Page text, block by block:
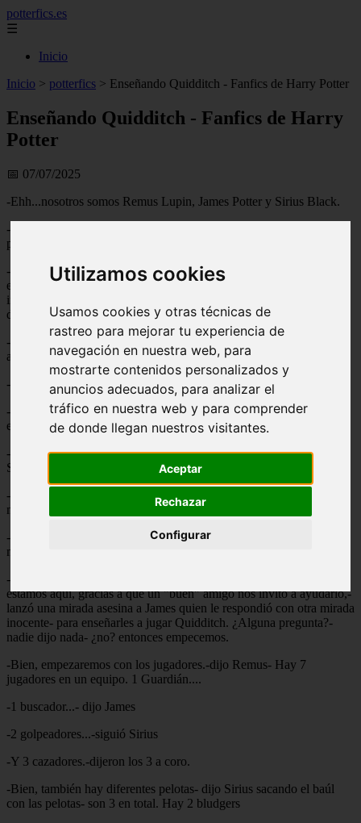
Utilizamos cookies
Usamos cookies y otras técnicas de
rastreo para mejorar tu experiencia de
navegación en nuestra web, para
mostrarte contenidos personalizados y
anuncios adecuados, para analizar el
tráfico en nuestra web y para comprender
de donde llegan nuestros visitantes.
Aceptar
Rechazar
Configurar
potterfics.es
☰
Inicio
Inicio > potterfics > Enseñando Quidditch - Fanfics de Harry Potter
Enseñando Quidditch - Fanfics de Harry
Potter
📅 07/07/2025
-Ehh...nosotros somos Remus Lupin, James Potter y Sirius Black.
-Sí, y estamos aquí, porque...a ver James ¿por qué estamos aquí
perdiendo nuestras horas libres?
-Oye, no es mi culpa que Madame Hooch me haya pedido que le
enseñe a los de primero a jugar Quidditch - dijo James con una cara
inocente- yo solo le pregunté si podía traer a algunos amigos y me
dijo que sí. Además, me tenía que vengar de lo que hicieron.
-Pero, si nosotros no te hicimos nada- dijo Sirius con cara de perrito
abandonado.
-Sí, tiene razón...
-¡No lo puedo creer!- lo interrumpió James, sorprendido- ¿Remus,
estás de acuerdo con Sirius?
-YO no hice nada, ¡él me obligó!- terminó Remus, señalando a
Sirius- Yo no quería ir a espiarte, mientras estabas con Lily.
-¿Yo?- dijo Sirius con una cara de sorprendido que no engañaba a
nadie- vamos, no mientas, Moony....
-Bueno.....-dijo Remus con cara de "y que mas puedo hacer?"-
mejor empecemos a enseñarles a jugar.
-Esta bien- dijo Sirius dirigiéndose a los alumnos- como ya saben
estamos aquí, gracias a que un "buen" amigo nos invitó a ayudarlo,-
lanzó una mirada asesina a James quien le respondió con otra mirada
inocente- para enseñarles a jugar Quidditch. ¿Alguna pregunta?-
nadie dijo nada- ¿no? entonces empecemos.
-Bien, empezaremos con los jugadores.-dijo Remus- Hay 7
jugadores en un equipo. 1 Guardián....
-1 buscador...- dijo James
-2 golpeadores...-siguió Sirius
-Y 3 cazadores.-dijeron los 3 a coro.
-Bien, también hay diferentes pelotas- dijo Sirius sacando el baúl
con las pelotas- son 3 en total. Hay 2 bludgers